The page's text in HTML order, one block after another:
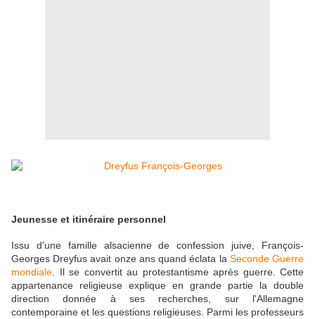
Jeunesse et itinéraire personnel
Issu d'une famille alsacienne de confession juive, François-
Georges Dreyfus avait onze ans quand éclata la Seconde Guerre
mondiale. Il se convertit au protestantisme après guerre. Cette
appartenance religieuse explique en grande partie la double
direction donnée à ses recherches, sur l'Allemagne
contemporaine et les questions religieuses. Parmi les professeurs